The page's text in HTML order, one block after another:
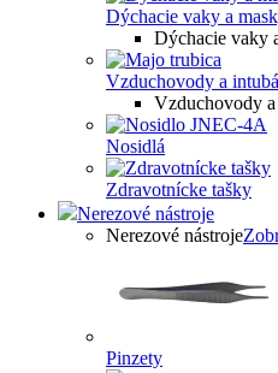
Dýchacie vaky a
Dýchacie vaky
Vzduchovody a
Vzduchovody a
Nosidlá
Zdravotnícke tašky
Nerezové nástroje
Nerezové nástroje
Pinzety